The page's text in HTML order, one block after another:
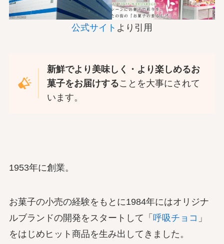
公式サイト より引用
新鮮でより美味しく・より楽しめるお
菓子をお届けすることを大事にされて
います。
1953年に創業。
お菓子の小売の経験をもとに1984年にはオリジナ
ルブランドの開発をスタートして「 呼吸チョコ 」
をはじめヒット商品を生み出してきました。